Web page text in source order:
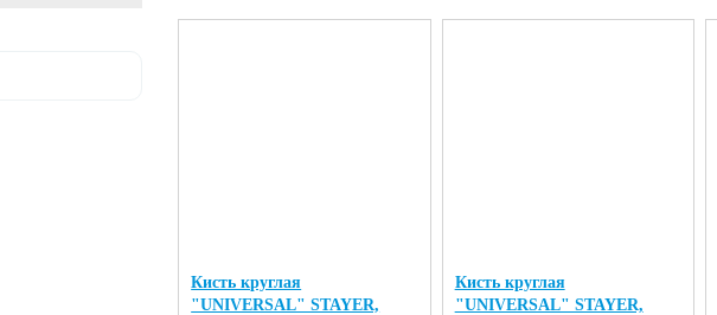
Кисть круглая
"UNIVERSAL" STAYER,
Кисть круглая
"UNIVERSAL" STAYER,